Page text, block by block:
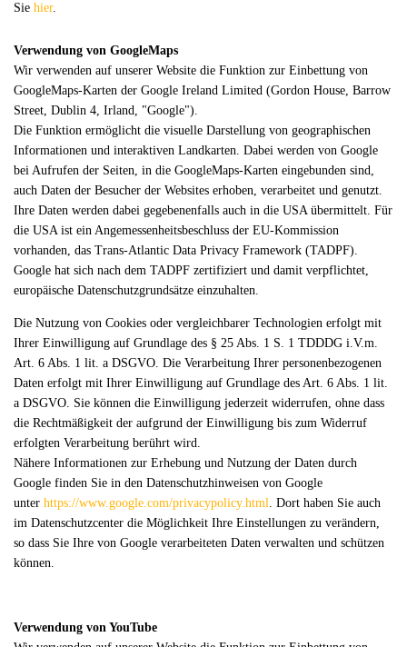
Sie hier.
Verwendung von GoogleMaps
Wir verwenden auf unserer Website die Funktion zur Einbettung von
GoogleMaps-Karten der Google Ireland Limited (Gordon House, Barrow
Street, Dublin 4, Irland, "Google").
Die Funktion ermöglicht die visuelle Darstellung von geographischen
Informationen und interaktiven Landkarten. Dabei werden von Google
bei Aufrufen der Seiten, in die GoogleMaps-Karten eingebunden sind,
auch Daten der Besucher der Websites erhoben, verarbeitet und genutzt.
Ihre Daten werden dabei gegebenenfalls auch in die USA übermittelt. Für
die USA ist ein Angemessenheitsbeschluss der EU-Kommission
vorhanden, das Trans-Atlantic Data Privacy Framework (TADPF).
Google hat sich nach dem TADPF zertifiziert und damit verpflichtet,
europäische Datenschutzgrundsätze einzuhalten.
Die Nutzung von Cookies oder vergleichbarer Technologien erfolgt mit
Ihrer Einwilligung auf Grundlage des § 25 Abs. 1 S. 1 TDDDG i.V.m.
Art. 6 Abs. 1 lit. a DSGVO. Die Verarbeitung Ihrer personenbezogenen
Daten erfolgt mit Ihrer Einwilligung auf Grundlage des Art. 6 Abs. 1 lit.
a DSGVO. Sie können die Einwilligung jederzeit widerrufen, ohne dass
die Rechtmäßigkeit der aufgrund der Einwilligung bis zum Widerruf
erfolgten Verarbeitung berührt wird.
Nähere Informationen zur Erhebung und Nutzung der Daten durch
Google finden Sie in den Datenschutzhinweisen von Google
unter https://www.google.com/privacypolicy.html
. Dort haben Sie auch
im Datenschutzcenter die Möglichkeit Ihre Einstellungen zu verändern,
so dass Sie Ihre von Google verarbeiteten Daten verwalten und schützen
können.
Verwendung von YouTube